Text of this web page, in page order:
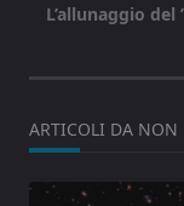
reader-
L’allunaggio
ARTICOLI DA NON